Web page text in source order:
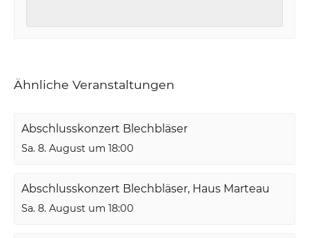
Ähnliche Veranstaltungen
Abschlusskonzert Blechbläser
Sa. 8. August um 18:00
Abschlusskonzert Blechbläser, Haus Marteau
Sa. 8. August um 18:00